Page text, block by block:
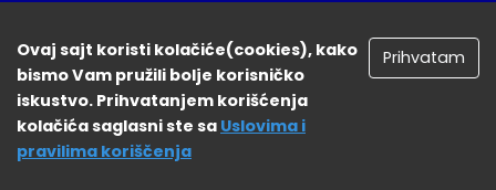
Naša lokacija
Registruj se
Ovaj sajt koristi kolačiće(cookies), kako
bismo Vam pružili bolje korisničko
iskustvo. Prihvatanjem korišćenja
kolačića saglasni ste sa Uslovima i
pravilima koriščenja
Prihvatam